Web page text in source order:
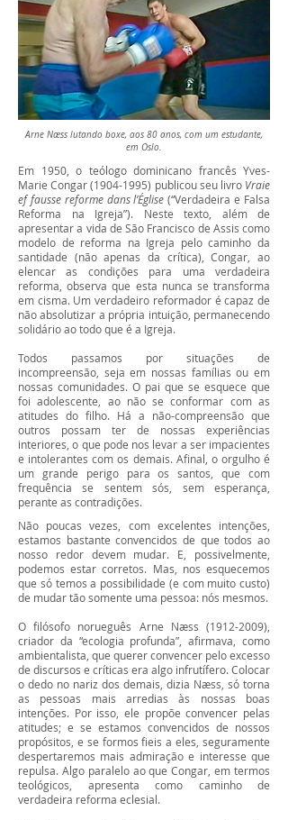
Arne Næss lutando boxe, aos 80 anos, com um estudante,
em Oslo.
Em 1950, o teólogo dominicano francês Yves-
Marie Congar(1904-1995) publicou seu livro Vraie
ef fausse reforme dans l’Église (“Verdadeira e Falsa
Reforma na Igreja”). Neste texto, além de
apresentar a vida de São Francisco de Assis como
modelo de reforma na Igreja pelo caminho da
santidade (não apenas da crítica), Congar, ao
elencar as condições para uma verdadeira
reforma, observa que esta nunca se transforma
em cisma. Um verdadeiro reformador é capaz de
não absolutizar a própria intuição, permanecendo
solidário ao todo que é a Igreja.
Todos passamos por situações de
incompreensão, seja em nossas famílias ou em
nossas comunidades. O pai que se esquece que
foi adolescente, ao não se conformar com as
atitudes do filho. Há a não-compreensão que
outros possam ter de nossas experiências
interiores, o que pode nos levar a ser impacientes
e intolerantes com os demais. Afinal, o orgulho é
um grande perigo para os santos, que com
frequência se sentem sós, sem esperança,
perante as contradições.
Não poucas vezes, com excelentes intenções,
estamos bastante convencidos de que todos ao
nosso redor devem mudar. E, possivelmente,
podemos estar corretos. Mas, nos esquecemos
que só temos a possibilidade (e com muito custo)
de mudar tão somente uma pessoa: nós mesmos.
O filósofo norueguês Arne Næss (1912-2009)
criador da “ecologia profunda”, afirmava, como
ambientalista, que querer convencer pelo excesso
de discursos e críticas era algo infrutífero. Colocar
o dedo no nariz dos demais, dizia Næss, só torna
as pessoas mais arredias às nossas boas
intenções. Por isso, ele propõe convencer pelas
atitudes; e se estamos convencidos de nossos
propósitos, e se formos fieis a eles, seguramente
despertaremos mais admiração e interesse que
repulsa. Algo paralelo ao que Congar, em termos
teológicos, apresenta como caminho de
verdadeira reforma eclesial.